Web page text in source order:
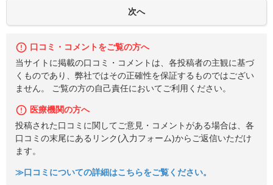
口コミ・コメントをご覧の方へ
当サイトに掲載の口コミ・コメントは、各投稿者の主観に基づ
くものであり、弊社ではその正確性を保証するものではござい
ません。 ご覧の方の自己責任においてご利用ください。
医療機関の方へ
投稿された口コミに関してご意見・コメントがある場合は、各
口コミの末尾にあるリンク(入力フォーム)からご返信いただけ
ます。
≫口コミについての詳細はこちらをご覧ください。